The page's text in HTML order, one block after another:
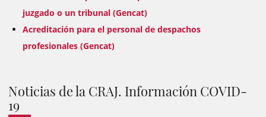
juzgado o un tribunal (Gencat)
Acreditación para el personal de despachos
profesionales (Gencat)
Noticias de la CRAJ. Información COVID-
19